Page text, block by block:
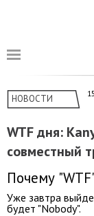
НОВОСТИ
WTF дня:
совместный
Почему
Уже завтра
будет "Nobody".